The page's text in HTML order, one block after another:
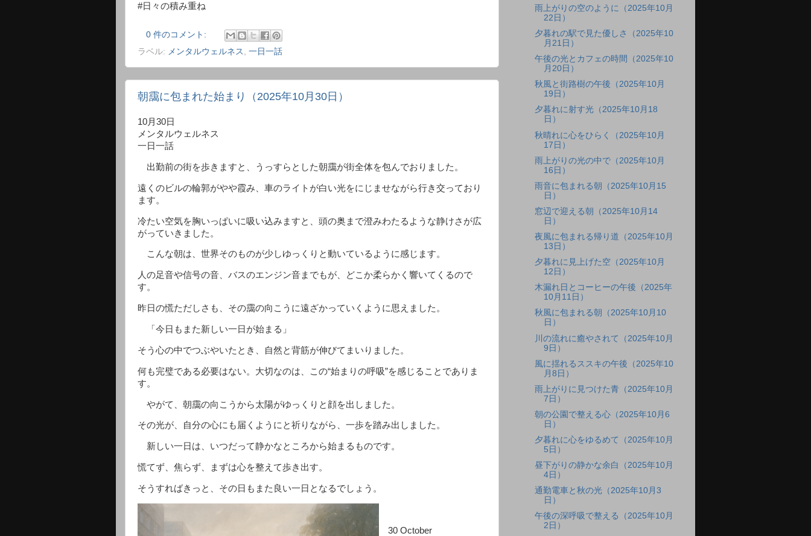
#日々の積み重ね
0 件のコメント:
ラベル: メンタルウェルネス 一日一話
朝靄に包まれた始まり（2025年10月30日）
10月30日
メンタルウェルネス
一日一話
出勤前の街を歩きますと、うっすらとした朝靄が街全体を包んでおりました。
遠くのビルの輪郭がやや霞み、車のライトが白い光をにじませながら行き交っており
ます。
冷たい空気を胸いっぱいに吸い込みますと、頭の奥まで澄みわたるような静けさが広
がっていきました。
こんな朝は、世界そのものが少しゆっくりと動いているように感じます。
人の足音や信号の音、バスのエンジン音までもが、どこか柔らかく響いてくるので
す。
昨日の慌ただしさも、その靄の向こうに遠ざかっていくように思えました。
「今日もまた新しい一日が始まる」
そう心の中でつぶやいたとき、自然と背筋が伸びてまいりました。
何も完璧である必要はない。大切なのは、この“始まりの呼吸”を感じることでありま
す。
やがて、朝靄の向こうから太陽がゆっくりと顔を出しました。
その光が、自分の心にも届くようにと祈りながら、一歩を踏み出しました。
新しい一日は、いつだって静かなところから始まるものです。
慌てず、焦らず、まずは心を整えて歩き出す。
そうすればきっと、その日もまた良い一日となるでしょう。
30 October
雨上がりの空のように（2025年10月
22日）
夕暮れの駅で見た優しさ（2025年10
月21日）
午後の光とカフェの時間（2025年10
月20日）
秋風と街路樹の午後（2025年10月
19日）
夕暮れに射す光（2025年10月18
日）
秋晴れに心をひらく（2025年10月
17日）
雨上がりの光の中で（2025年10月
16日）
雨音に包まれる朝（2025年10月15
日）
窓辺で迎える朝（2025年10月14
日）
夜風に包まれる帰り道（2025年10月
13日）
夕暮れに見上げた空（2025年10月
12日）
木漏れ日とコーヒーの午後（2025年
10月11日）
秋風に包まれる朝（2025年10月10
日）
川の流れに癒やされて（2025年10月
9日）
風に揺れるススキの午後（2025年10
月8日）
雨上がりに見つけた青（2025年10月
7日）
朝の公園で整える心（2025年10月6
日）
夕暮れに心をゆるめて（2025年10月
5日）
昼下がりの静かな余白（2025年10月
4日）
通勤電車と秋の光（2025年10月3
日）
午後の深呼吸で整える（2025年10月
2日）